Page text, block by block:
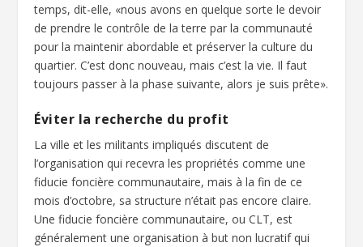
temps, dit-elle, «nous avons en quelque sorte le devoir
de prendre le contrôle de la terre par la communauté
pour la maintenir abordable et préserver la culture du
quartier. C’est donc nouveau, mais c’est la vie. Il faut
toujours passer à la phase suivante, alors je suis prête».
Éviter la recherche du profit
La ville et les militants impliqués discutent de
l’organisation qui recevra les propriétés comme une
fiducie foncière communautaire, mais à la fin de ce
mois d’octobre, sa structure n’était pas encore claire.
Une fiducie foncière communautaire, ou CLT, est
généralement une organisation à but non lucratif qui